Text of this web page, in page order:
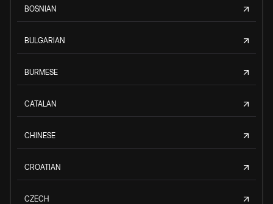
BOSNIAN
BULGARIAN
BURMESE
CATALAN
CHINESE
CROATIAN
CZECH